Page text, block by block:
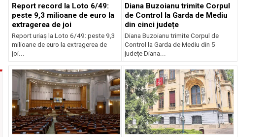
Report record la Loto 6/49:
peste 9,3 milioane de euro la
extragerea de joi
Report uriaș la Loto 6/49: peste 9,3
milioane de euro la extragerea de
joi...
Diana Buzoianu trimite Corpul
de Control la Garda de Mediu
din cinci județe
Diana Buzoianu trimite Corpul de
Control la Garda de Mediu din 5
județe Diana...